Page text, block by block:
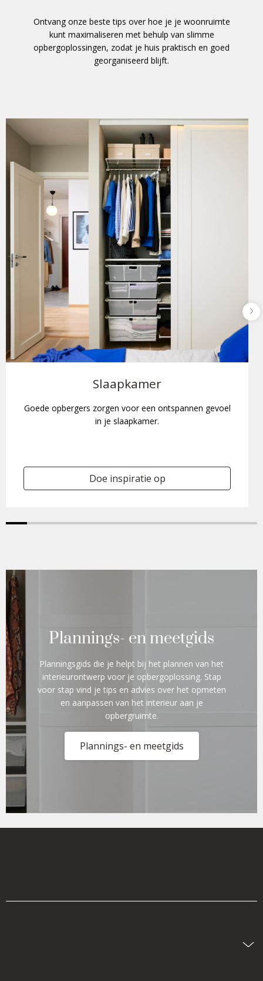
Ontvang onze beste tips over hoe je je woonruimte
kunt maximaliseren met behulp van slimme
opbergoplossingen, zodat je huis praktisch en goed
georganiseerd blijft.
Slaapkamer
Goede opbergers zorgen voor een ontspannen gevoel
in je slaapkamer.
Doe inspiratie op
Plannings- en meetgids
Planningsgids die je helpt bij het plannen van het
interieurontwerp voor je opbergoplossing. Stap
voor stap vind je tips en advies over het opmeten
en aanpassen van het interieur aan je
opbergruimte.
Plannings- en meetgids